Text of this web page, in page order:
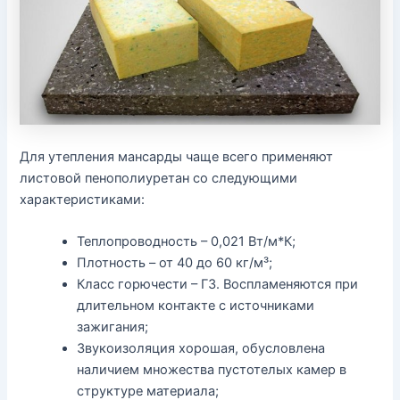
Для утепления мансарды чаще всего применяют
листовой пенополиуретан со следующими
характеристиками:
Теплопроводность – 0,021 Вт/м*К;
Плотность – от 40 до 60 кг/м³;
Класс горючести – ГЗ. Воспламеняются при
длительном контакте с источниками
зажигания;
Звукоизоляция хорошая, обусловлена
наличием множества пустотелых камер в
структуре материала;